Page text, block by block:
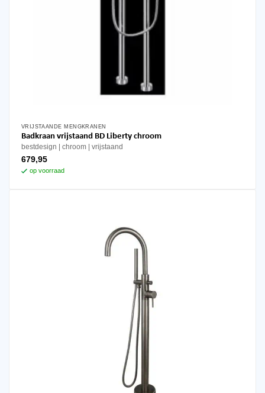
VRIJSTAANDE MENGKRANEN
Badkraan vrijstaand BD Liberty chroom
bestdesign chroom vrijstaand
679,95
op voorraad